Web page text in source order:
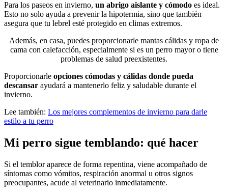
Para los paseos en invierno, un abrigo aislante y cómodo es ideal.
Esto no solo ayuda a prevenir la hipotermia, sino que también
asegura que tu lebrel esté protegido en climas extremos.
Además, en casa, puedes proporcionarle mantas cálidas y ropa de
cama con calefacción, especialmente si es un perro mayor o tiene
problemas de salud preexistentes.
Proporcionarle opciones cómodas y cálidas donde pueda
descansar ayudará a mantenerlo feliz y saludable durante el
invierno.
Lee también: Los mejores complementos de invierno para darle
estilo a tu perro
Mi perro sigue temblando: qué hacer
Si el temblor aparece de forma repentina, viene acompañado de
síntomas como vómitos, respiración anormal u otros signos
preocupantes, acude al veterinario inmediatamente.